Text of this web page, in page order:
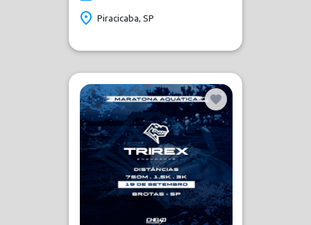
Piracicaba, SP